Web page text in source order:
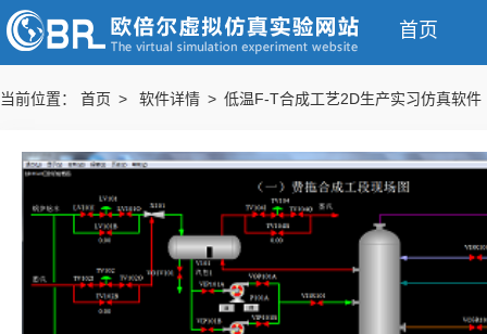
首页
当前位置： 首页 > 软件详情 > 低温F-T合成工艺2D生产实习仿真软件